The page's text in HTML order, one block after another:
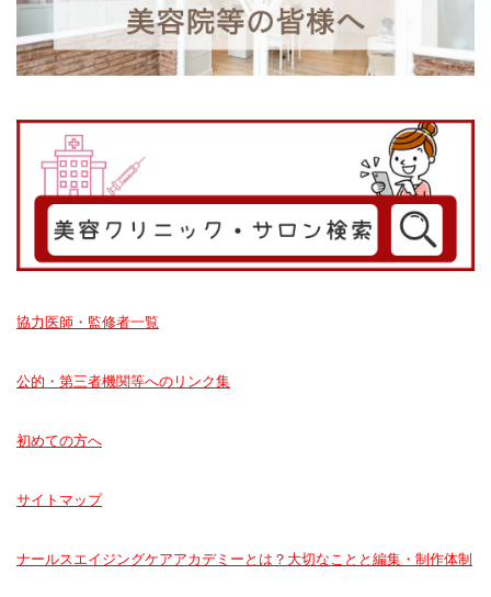
協力医師・監修者一覧
公的・第三者機関等へのリンク集
初めての方へ
サイトマップ
ナールスエイジングケアアカデミーとは？大切なことと編集・制作体制